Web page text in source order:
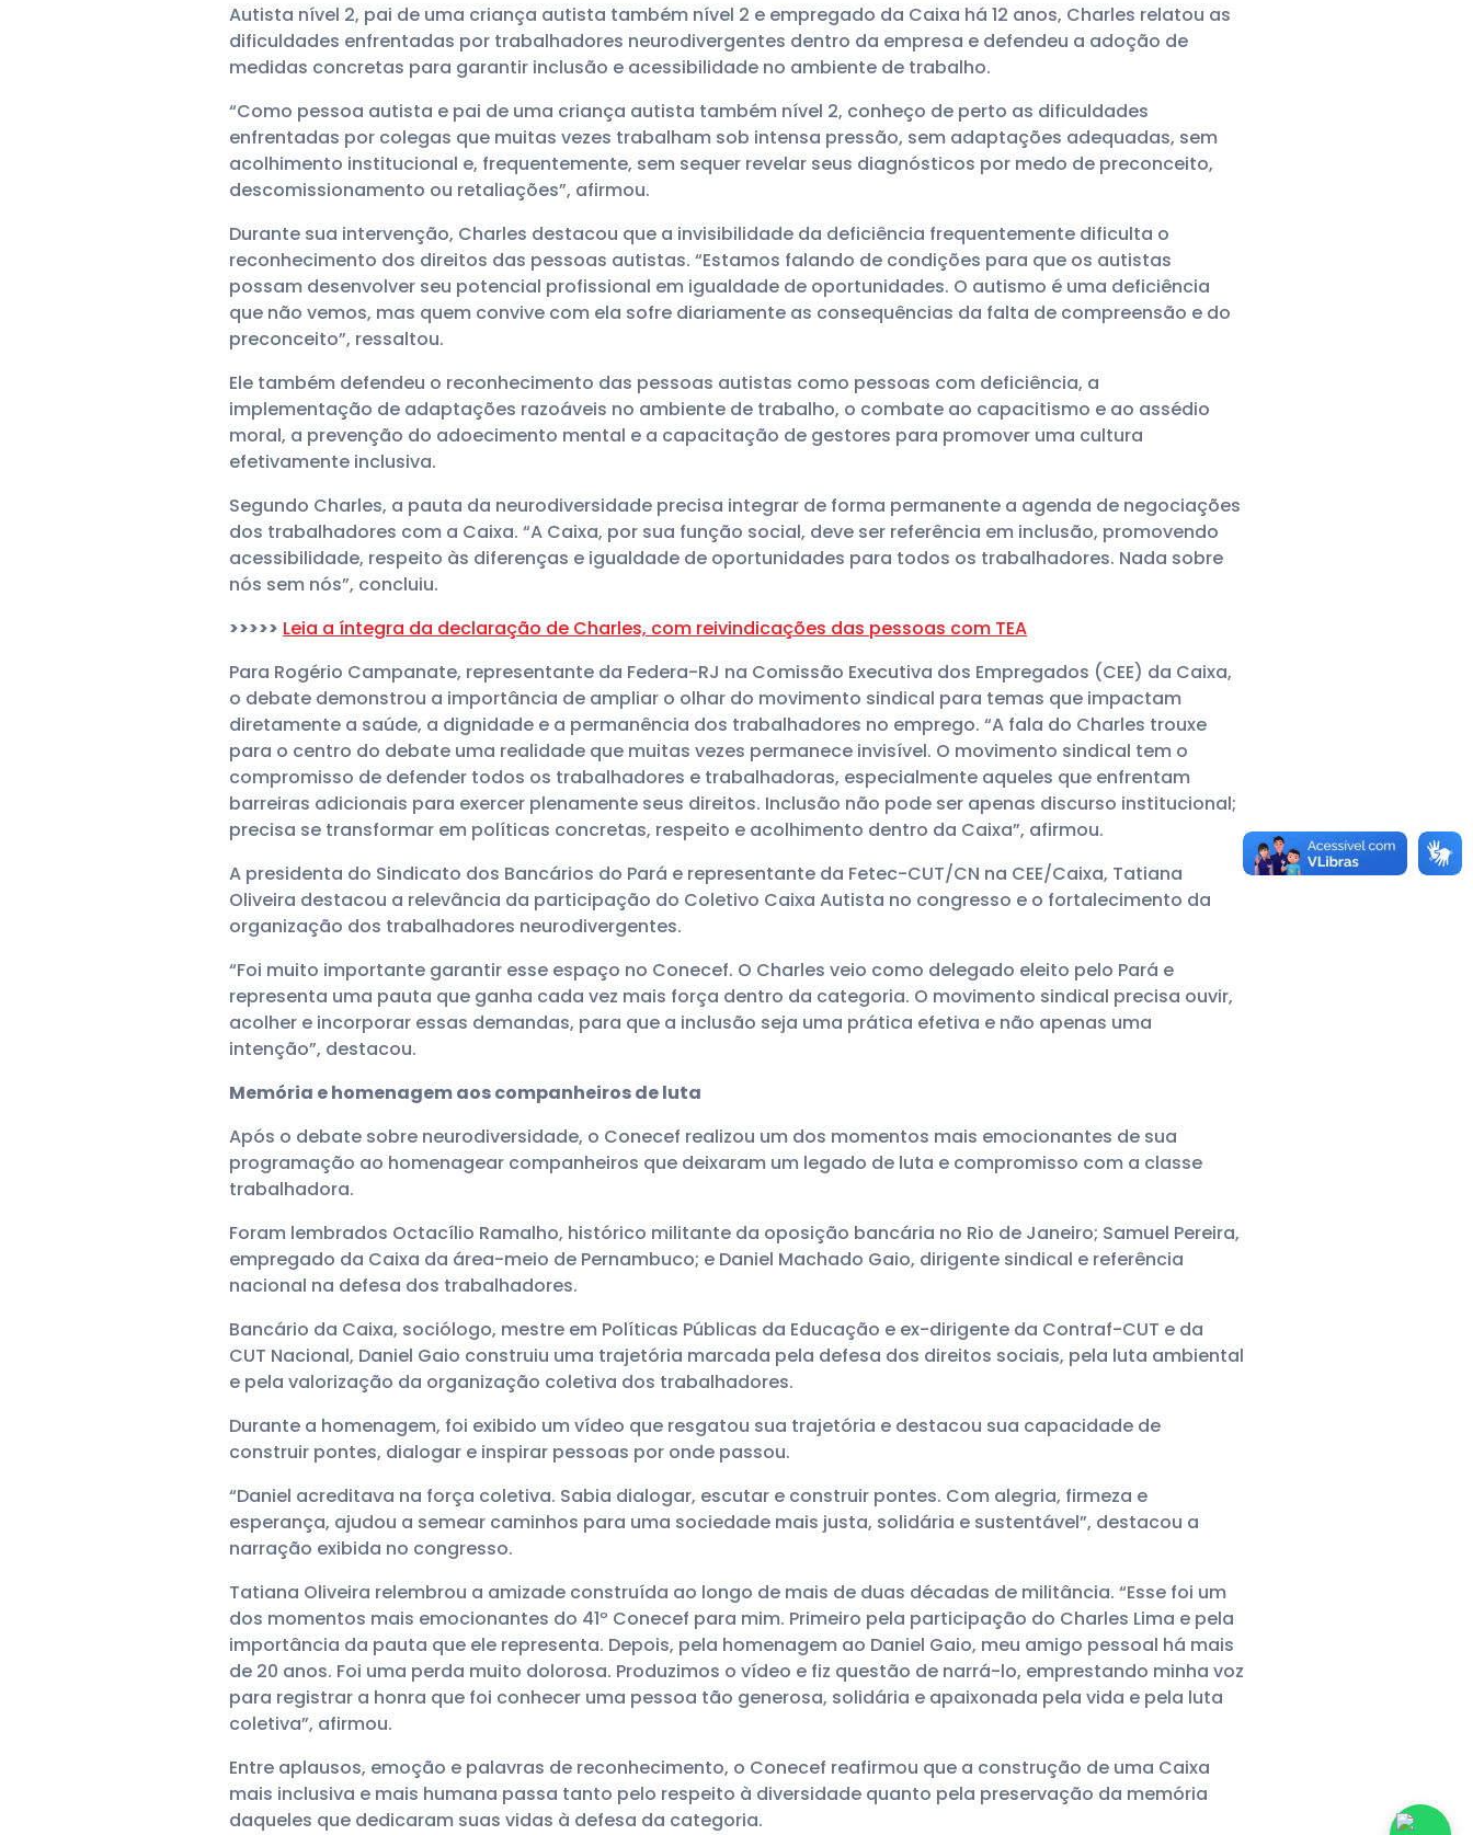
Autista nível 2, pai de uma criança autista também nível 2 e empregado da Caixa há 12 anos, Charles relatou as
dificuldades enfrentadas por trabalhadores neurodivergentes dentro da empresa e defendeu a adoção de
medidas concretas para garantir inclusão e acessibilidade no ambiente de trabalho.
“Como pessoa autista e pai de uma criança autista também nível 2, conheço de perto as dificuldades
enfrentadas por colegas que muitas vezes trabalham sob intensa pressão, sem adaptações adequadas, sem
acolhimento institucional e, frequentemente, sem sequer revelar seus diagnósticos por medo de preconceito,
descomissionamento ou retaliações”, afirmou.
Durante sua intervenção, Charles destacou que a invisibilidade da deficiência frequentemente dificulta o
reconhecimento dos direitos das pessoas autistas. “Estamos falando de condições para que os autistas
possam desenvolver seu potencial profissional em igualdade de oportunidades. O autismo é uma deficiência
que não vemos, mas quem convive com ela sofre diariamente as consequências da falta de compreensão e do
preconceito”, ressaltou.
Ele também defendeu o reconhecimento das pessoas autistas como pessoas com deficiência, a
implementação de adaptações razoáveis no ambiente de trabalho, o combate ao capacitismo e ao assédio
moral, a prevenção do adoecimento mental e a capacitação de gestores para promover uma cultura
efetivamente inclusiva.
Segundo Charles, a pauta da neurodiversidade precisa integrar de forma permanente a agenda de negociações
dos trabalhadores com a Caixa. “A Caixa, por sua função social, deve ser referência em inclusão, promovendo
acessibilidade, respeito às diferenças e igualdade de oportunidades para todos os trabalhadores. Nada sobre
nós sem nós”, concluiu.
>>>>> Leia a íntegra da declaração de Charles, com reivindicações das pessoas com TEA
Para Rogério Campanate, representante da Federa-RJ na Comissão Executiva dos Empregados (CEE) da Caixa,
o debate demonstrou a importância de ampliar o olhar do movimento sindical para temas que impactam
diretamente a saúde, a dignidade e a permanência dos trabalhadores no emprego. “A fala do Charles trouxe
para o centro do debate uma realidade que muitas vezes permanece invisível. O movimento sindical tem o
compromisso de defender todos os trabalhadores e trabalhadoras, especialmente aqueles que enfrentam
barreiras adicionais para exercer plenamente seus direitos. Inclusão não pode ser apenas discurso institucional;
precisa se transformar em políticas concretas, respeito e acolhimento dentro da Caixa”, afirmou.
A presidenta do Sindicato dos Bancários do Pará e representante da Fetec-CUT/CN na CEE/Caixa, Tatiana
Oliveira destacou a relevância da participação do Coletivo Caixa Autista no congresso e o fortalecimento da
organização dos trabalhadores neurodivergentes.
“Foi muito importante garantir esse espaço no Conecef. O Charles veio como delegado eleito pelo Pará e
representa uma pauta que ganha cada vez mais força dentro da categoria. O movimento sindical precisa ouvir,
acolher e incorporar essas demandas, para que a inclusão seja uma prática efetiva e não apenas uma
intenção”, destacou.
Memória e homenagem aos companheiros de luta
Após o debate sobre neurodiversidade, o Conecef realizou um dos momentos mais emocionantes de sua
programação ao homenagear companheiros que deixaram um legado de luta e compromisso com a classe
trabalhadora.
Foram lembrados Octacílio Ramalho, histórico militante da oposição bancária no Rio de Janeiro; Samuel Pereira,
empregado da Caixa da área-meio de Pernambuco; e Daniel Machado Gaio, dirigente sindical e referência
nacional na defesa dos trabalhadores.
Bancário da Caixa, sociólogo, mestre em Políticas Públicas da Educação e ex-dirigente da Contraf-CUT e da
CUT Nacional, Daniel Gaio construiu uma trajetória marcada pela defesa dos direitos sociais, pela luta ambiental
e pela valorização da organização coletiva dos trabalhadores.
Durante a homenagem, foi exibido um vídeo que resgatou sua trajetória e destacou sua capacidade de
construir pontes, dialogar e inspirar pessoas por onde passou.
“Daniel acreditava na força coletiva. Sabia dialogar, escutar e construir pontes. Com alegria, firmeza e
esperança, ajudou a semear caminhos para uma sociedade mais justa, solidária e sustentável”, destacou a
narração exibida no congresso.
Tatiana Oliveira relembrou a amizade construída ao longo de mais de duas décadas de militância. “Esse foi um
dos momentos mais emocionantes do 41º Conecef para mim. Primeiro pela participação do Charles Lima e pela
importância da pauta que ele representa. Depois, pela homenagem ao Daniel Gaio, meu amigo pessoal há mais
de 20 anos. Foi uma perda muito dolorosa. Produzimos o vídeo e fiz questão de narrá-lo, emprestando minha voz
para registrar a honra que foi conhecer uma pessoa tão generosa, solidária e apaixonada pela vida e pela luta
coletiva”, afirmou.
Entre aplausos, emoção e palavras de reconhecimento, o Conecef reafirmou que a construção de uma Caixa
mais inclusiva e mais humana passa tanto pelo respeito à diversidade quanto pela preservação da memória
daqueles que dedicaram suas vidas à defesa da categoria.